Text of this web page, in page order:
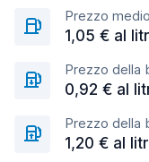
Prezzo
1,05 € al
Prezzo della
0,92 € al
Prezzo della
1,20 € al